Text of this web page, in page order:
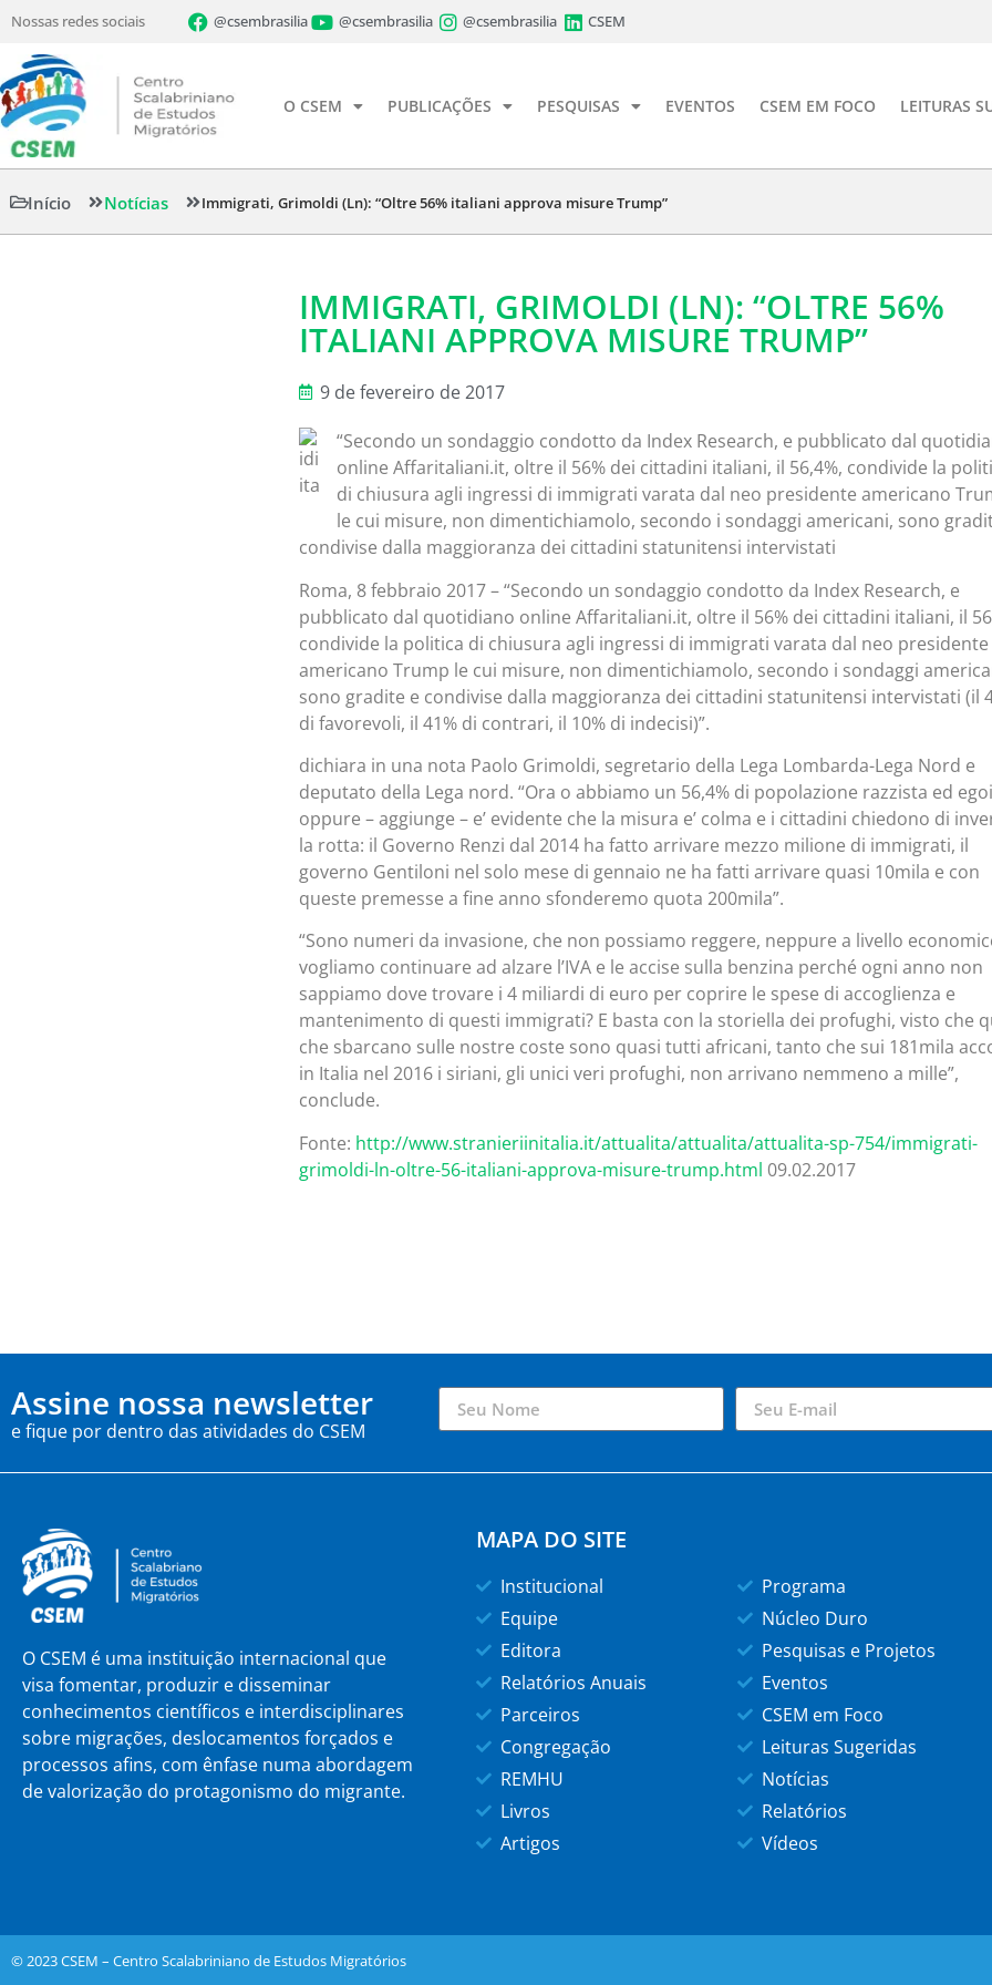
Nossas redes sociais @csembrasilia @csembrasilia @csembrasilia CSEM
O CSEM PUBLICAÇÕES PESQUISAS EVENTOS CSEM EM FOCO LEITURAS
Início Notícias Immigrati, Grimoldi (Ln): “Oltre 56% italiani approva misure Trump”
IMMIGRATI, GRIMOLDI (LN): “OLTRE 56%
ITALIANI APPROVA MISURE TRUMP”
9 de fevereiro de 2017
“Secondo un sondaggio condotto da Index Research, e pubblicato dal
online Affaritaliani.it, oltre il 56% dei cittadini italiani, il 56,4%, condivide la
di chiusura agli ingressi di immigrati varata dal neo presidente americano
le cui misure, non dimentichiamolo, secondo i sondaggi americani, sono
condivise dalla maggioranza dei cittadini statunitensi intervistati
Roma, 8 febbraio 2017 – “Secondo un sondaggio condotto da Index Research, e
pubblicato dal quotidiano online Affaritaliani.it, oltre il 56% dei cittadini italiani, il
condivide la politica di chiusura agli ingressi di immigrati varata dal neo presidente
americano Trump le cui misure, non dimentichiamolo, secondo i sondaggi
sono gradite e condivise dalla maggioranza dei cittadini statunitensi intervistati (il
di favorevoli, il 41% di contrari, il 10% di indecisi)”.
dichiara in una nota Paolo Grimoldi, segretario della Lega Lombarda-Lega Nord e
deputato della Lega nord. “Ora o abbiamo un 56,4% di popolazione razzista ed
oppure – aggiunge – e’ evidente che la misura e’ colma e i cittadini chiedono di
la rotta: il Governo Renzi dal 2014 ha fatto arrivare mezzo milione di immigrati, il
governo Gentiloni nel solo mese di gennaio ne ha fatti arrivare quasi 10mila e con
queste premesse a fine anno sfonderemo quota 200mila”.
“Sono numeri da invasione, che non possiamo reggere, neppure a livello
vogliamo continuare ad alzare l’IVA e le accise sulla benzina perché ogni anno non
sappiamo dove trovare i 4 miliardi di euro per coprire le spese di accoglienza e
mantenimento di questi immigrati? E basta con la storiella dei profughi, visto che
che sbarcano sulle nostre coste sono quasi tutti africani, tanto che sui 181mila
in Italia nel 2016 i siriani, gli unici veri profughi, non arrivano nemmeno a mille”,
conclude.
Fonte: http://www.stranieriinitalia.it/attualita/attualita/attualita-sp-754/immigrati-
grimoldi-ln-oltre-56-italiani-approva-misure-trump.html 09.02.2017
Assine nossa newsletter
e fique por dentro das atividades do CSEM
O CSEM é uma instituição internacional que
visa fomentar, produzir e disseminar
conhecimentos científicos e interdisciplinares
sobre migrações, deslocamentos forçados e
processos afins, com ênfase numa abordagem
de valorização do protagonismo do migrante.
MAPA DO SITE
Institucional
Equipe
Editora
Relatórios Anuais
Parceiros
Congregação
REMHU
Livros
Artigos
Programa
Núcleo Duro
Pesquisas e Projetos
Eventos
CSEM em Foco
Leituras Sugeridas
Notícias
Relatórios
Vídeos
© 2023 CSEM – Centro Scalabriniano de Estudos Migratórios